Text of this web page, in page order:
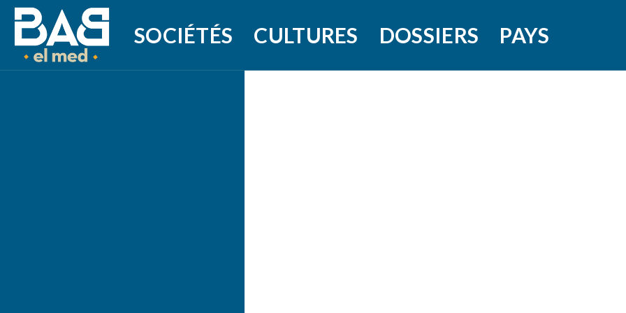
SOCIÉTÉS CULTURES DOSSIERS PAYS